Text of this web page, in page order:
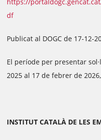
df
Publicat al DOGC de 17-12-
El període per presentar
2025 al 17 de febrer de
INSTITUT CATALÀ DE LES